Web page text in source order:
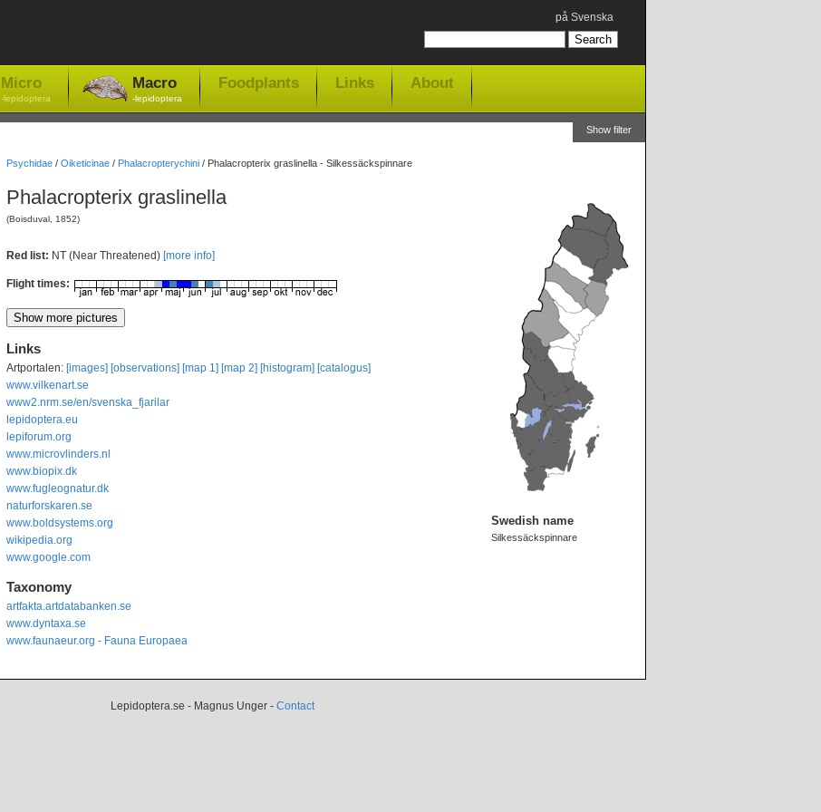
på Svenska
Micro
-lepidoptera
Macro
-lepidoptera
Foodplants Links About
Show filter
Psychidae/ Oiketicinae/ Phalacropterychini/ Phalacropterix graslinella - Silkessäckspinnare
Phalacropterix graslinella
(Boisduval, 1852)
Red list: NT (Near Threatened) [more info]
Flight times:
Links
Artportalen: [images] [observations] [map 1] [map 2] [histogram] [catalogus]
www.vilkenart.se
www2.nrm.se/en/svenska_fjarilar
lepidoptera.eu
lepiforum.org
www.microvlinders.nl
www.biopix.dk
www.fugleognatur.dk
naturforskaren.se
www.boldsystems.org
wikipedia.org
www.google.com
Taxonomy
artfakta.artdatabanken.se
www.dyntaxa.se
www.faunaeur.org - Fauna Europaea
Swedish name
Silkessäckspinnare
Lepidoptera.se - Magnus Unger - Contact